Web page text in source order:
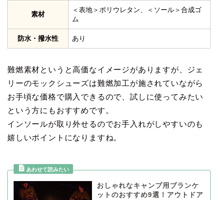
素材
＜表地＞ポリウレタン、＜ソール＞合成ゴ
ム
防水・撥水性 あり
難燃素材というと高価なイメージがありますが、ジェ
リーのモックシューズは難燃加工が施されていながら
お手頃な価格で購入できるので、試しに使ってみたい
という方にもおすすめです。
インソールが取り外せるのでお手入れがしやすいのも
嬉しいポイントになりますね。
おしゃれなキャンプ用ブランケ
ットのおすすめ9選！アウトドア